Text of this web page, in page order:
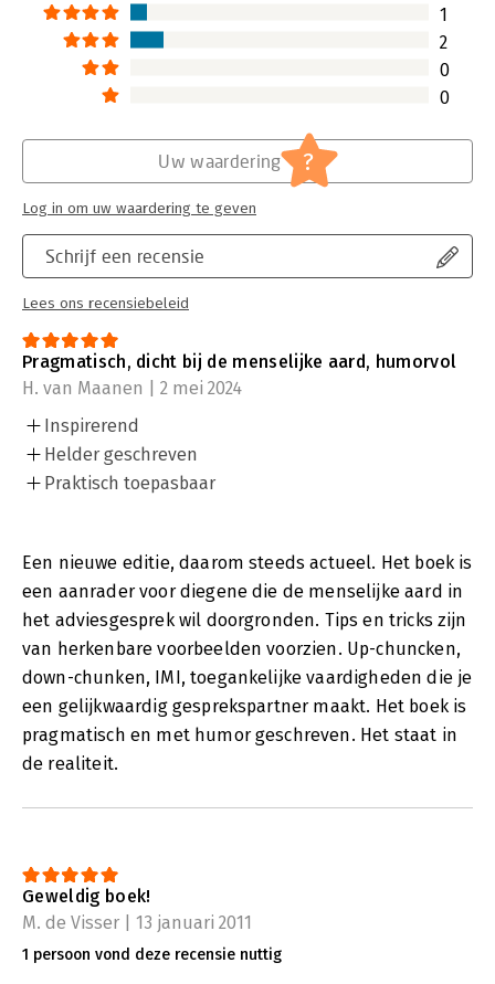
voeren.
1
2
0
0
Schrijf een recensie
Lees ons recensiebeleid
Uw waardering ?
Log in om uw waardering te geven
Pragmatisch, dicht bij de menselijke aard, humorvol
H. van Maanen | 2 mei 2024
Inspirerend
Helder geschreven
Praktisch toepasbaar
Een nieuwe editie, daarom steeds actueel. Het boek is
een aanrader voor diegene die de menselijke aard in
het adviesgesprek wil doorgronden. Tips en tricks zijn
van herkenbare voorbeelden voorzien. Up-chuncken,
down-chunken, IMI, toegankelijke vaardigheden die je
een gelijkwaardig gesprekspartner maakt. Het boek is
pragmatisch en met humor geschreven. Het staat in
de realiteit.
Geweldig boek!
M. de Visser | 13 januari 2011
1 persoon vond deze recensie nuttig